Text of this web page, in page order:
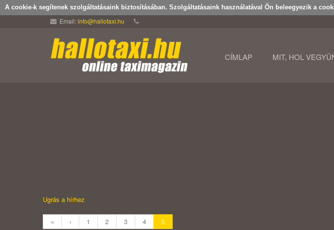
A cookie-k segítenek szolgáltatásaink biztosításában. Szolgáltatásaink használatával Ön beleegyezik a
Email:info@hallotaxi.hu
CÍMLAP MIT, HOL
Ugrás a hírhez
« ‹ 1 2 3 4 5